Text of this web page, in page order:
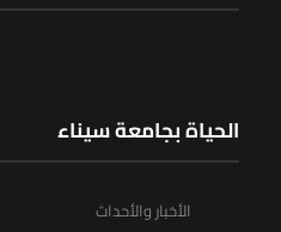
الحياة بجامعة سيناء
الأخبار والأحداث